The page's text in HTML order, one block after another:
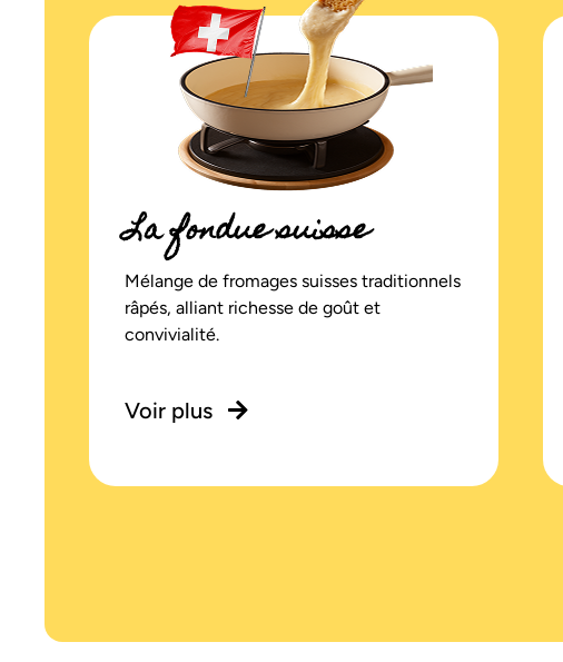
La fondue suisse
Mélange de fromages suisses traditionnels
râpés, alliant richesse de goût et
convivialité.
Voir plus